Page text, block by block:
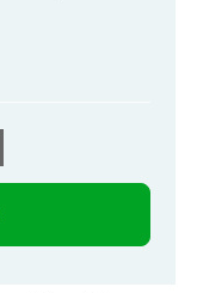
11,19 €